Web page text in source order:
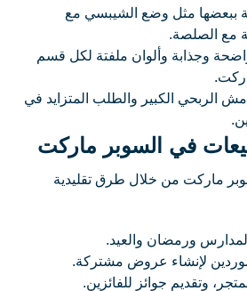
ببعضها مثل وضع الشيبسي مع
مع الصلصة.
وجذابة وألوان ملفتة لكل قسم
الربحي الكبير والطلب المتزايد في
في السوبر ماركت
ماركت من خلال طرق تقليدية
ورمضان والعيد.
لإنشاء عروض مشتركة.
وتقديم جوائز للفائزين.